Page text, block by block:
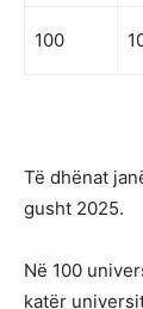
100
Të dhënat
gusht 2025.
Në 100
katër